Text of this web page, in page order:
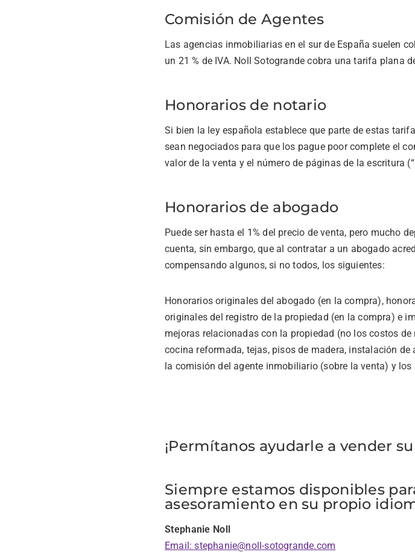
Comisión de Agentes
Las agencias inmobiliarias en el sur de España suelen
un 21 % de IVA. Noll Sotogrande cobra una tarifa plana
Honorarios de notario
Si bien la ley española establece que parte de estas
sean negociados para que los pague poor complete el
valor de la venta y el número de páginas de la escritura
Honorarios de abogado
Puede ser hasta el 1% del precio de venta, pero mucho
cuenta, sin embargo, que al contratar a un abogado
compensando algunos, si no todos, los siguientes:
Honorarios originales del abogado (en la compra),
originales del registro de la propiedad (en la compra) e
mejoras relacionadas con la propiedad (no los costos
cocina reformada, tejas, pisos de madera, instalación
la comisión del agente inmobiliario (sobre la venta) y
¡Permítanos ayudarle a vender
Siempre estamos disponibles
asesoramiento en su propio
Stephanie Noll
Email: stephanie@noll-sotogrande.com